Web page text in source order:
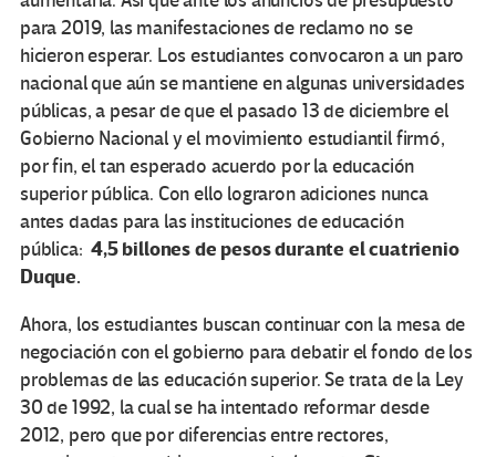
para 2019, las manifestaciones de reclamo no se
hicieron esperar. Los estudiantes convocaron a un paro
nacional que aún se mantiene en algunas universidades
públicas, a pesar de que el pasado 13 de diciembre el
Gobierno Nacional y el movimiento estudiantil firmó,
por fin, el tan esperado acuerdo por la educación
superior pública. Con ello lograron adiciones nunca
antes dadas para las instituciones de educación
pública:4,5 billones de pesos durante el cuatrienio
Duque.
Ahora, los estudiantes buscan continuar con la mesa de
negociación con el gobierno para debatir el fondo de los
problemas de las educación superior. Se trata de la Ley
30 de 1992, la cual se ha intentado reformar desde
2012, pero que por diferencias entre rectores,